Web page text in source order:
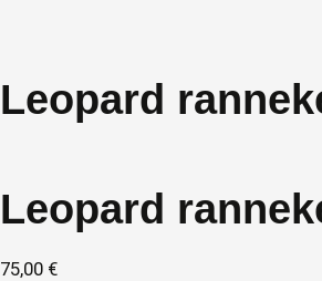
Leopard
Leopard
75,00 €